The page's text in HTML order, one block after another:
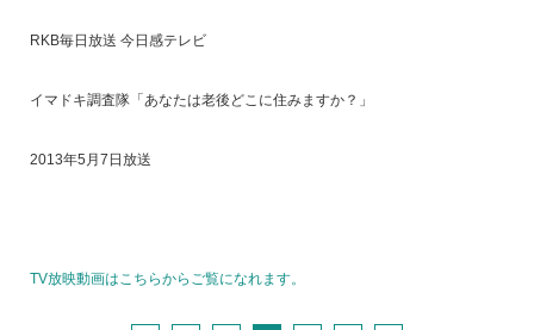
RKB毎日放送 今日感テレビ
イマドキ調査隊「あなたは老後どこに住みますか？」
2013年5月7日放送
TV放映動画はこちらからご覧になれます。